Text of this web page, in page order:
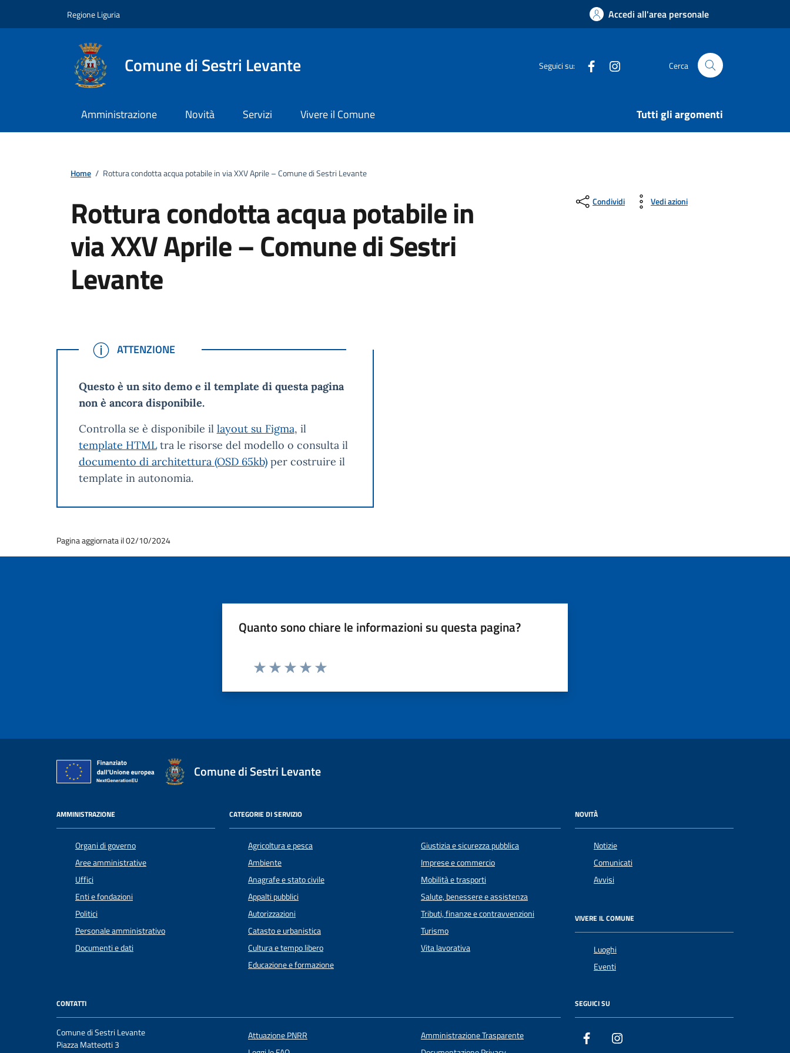
Regione Liguria Accedi all'area personale
Comune di Sestri Levante Seguici su: Facebook Cerca
Amministrazione Novità Servizi Vivere il Comune Tutti gli argomenti
Home / Rottura condotta acqua potabile in via XXV Aprile – Comune di Sestri Levante
Rottura condotta acqua potabile in
via XXV Aprile – Comune di Sestri
Levante
Condividi Vedi azioni
ATTENZIONE
ATTENZIONE
Questo è un sito demo e il template di questa pagina
non è ancora disponibile.
Controlla se è disponibile il layout su Figma, il
template HTMLtra le risorse del modello o consulta il
documento di architettura (OSD 65kb)per costruire il
template in autonomia.
Pagina aggiornata il 02/10/2024
Quanto sono chiare le informazioni su questa pagina?
Comune di Sestri Levante
AMMINISTRAZIONE
Organi di governo
Aree amministrative
Uffici
Enti e fondazioni
Politici
Personale amministrativo
Documenti e dati
CATEGORIE DI SERVIZIO
Agricoltura e pesca
Ambiente
Anagrafe e stato civile
Appalti pubblici
Autorizzazioni
Catasto e urbanistica
Cultura e tempo libero
Educazione e formazione
Giustizia e sicurezza pubblica
Imprese e commercio
Mobilità e trasporti
Salute, benessere e assistenza
Tributi, finanze e contravvenzioni
Turismo
Vita lavorativa
NOVITÀ
Notizie
Comunicati
Avvisi
VIVERE IL COMUNE
Luoghi
Eventi
CONTATTI
Comune di Sestri Levante
Piazza Matteotti 3
Attuazione PNRR
Amministrazione Trasparente
SEGUICI SU
Facebook